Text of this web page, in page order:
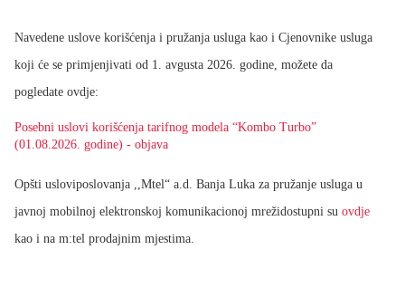
Navedene uslove korišćenja i pružanja usluga kao i Cjenovnike usluga
koji će se primjenjivati od 1. avgusta 2026. godine, možete da
pogledate ovdje:
Posebni uslovi korišćenja tarifnog modela “Kombo Turbo”
(01.08.2026. godine) - objava
Opšti usloviposlovanja ,,Mtel“ a.d. Banja Luka za pružanje usluga u
javnoj mobilnoj elektronskoj komunikacionoj mrežidostupni su ovdje
kao i na m:tel prodajnim mjestima.